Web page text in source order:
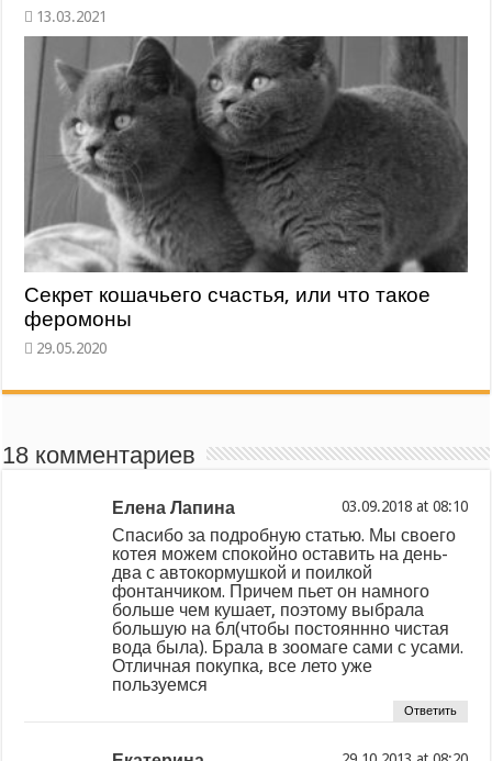
Секрет кошачьего счастья, или что такое
феромоны
18 комментариев
Елена Лапина at
Спасибо за подробную статью. Мы своего
котея можем спокойно оставить на день-
два с автокормушкой и поилкой
фонтанчиком. Причем пьет он намного
больше чем кушает, поэтому выбрала
большую на 6л(чтобы постояннно чистая
вода была). Брала в зоомаге сами с усами.
Отличная покупка, все лето уже
пользуемся
Ответить